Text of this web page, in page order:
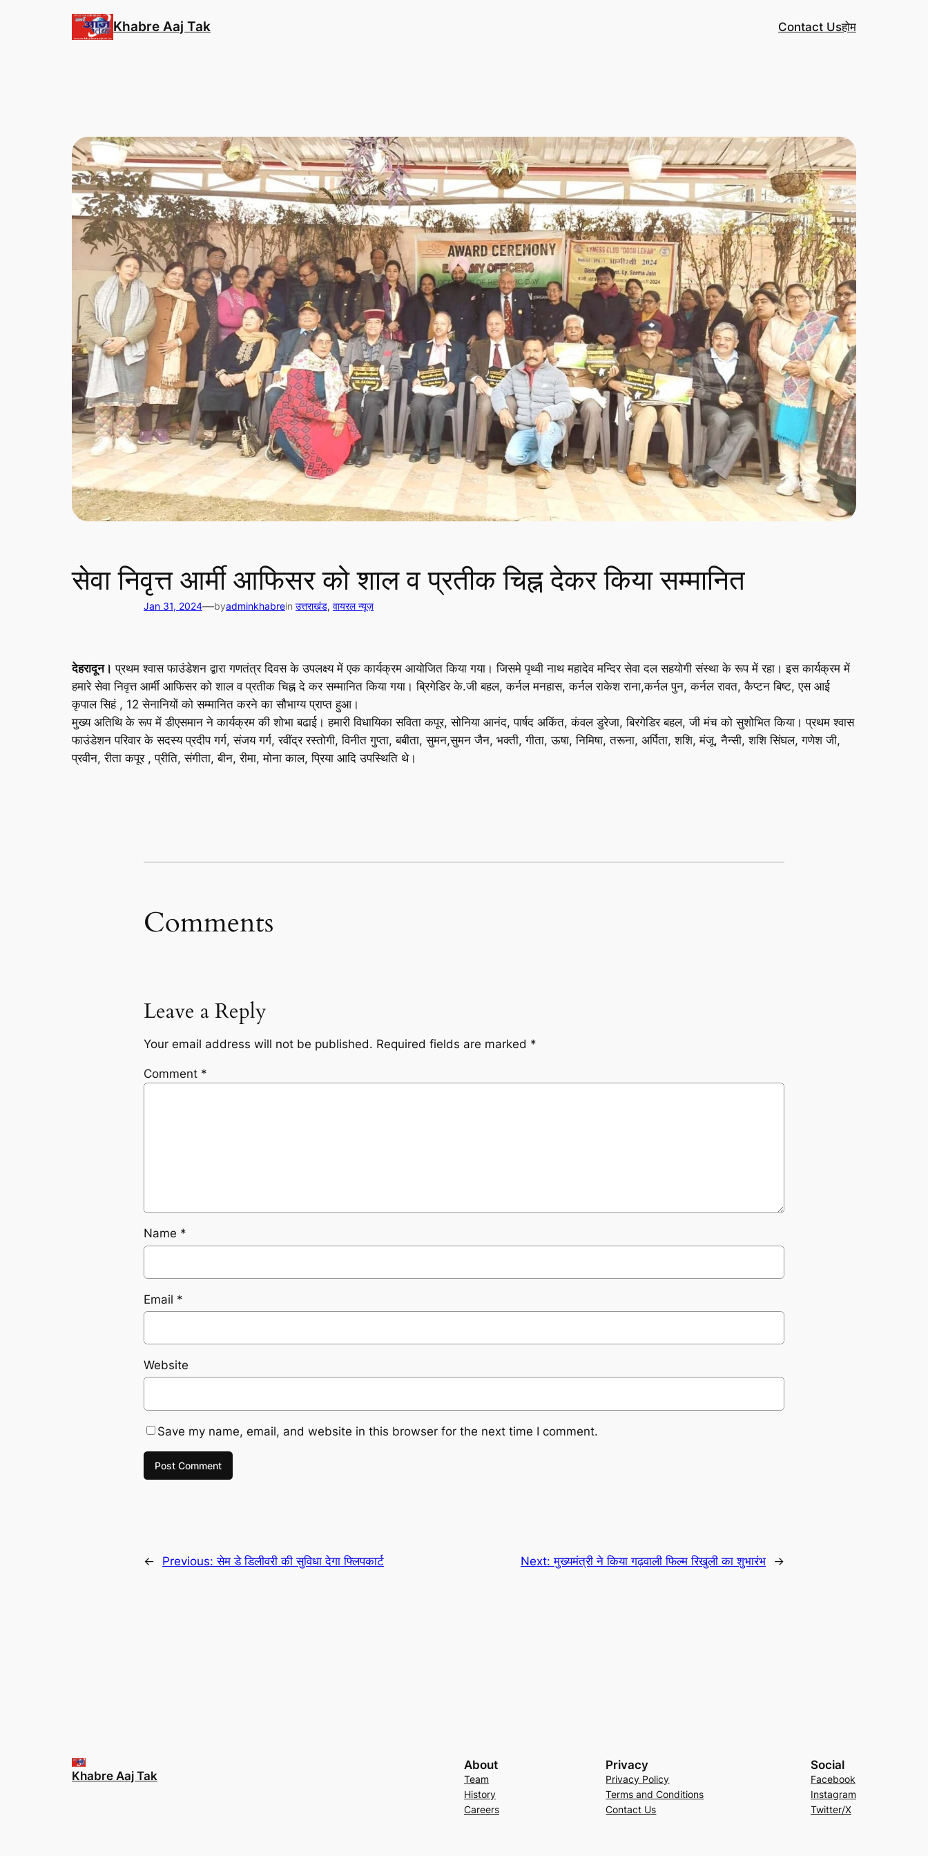
Khabre Aaj Tak Contact Usहोम
सेवा निवृत्त आर्मी आफिसर को शाल व प्रतीक चिह्न देकर किया सम्मानित
Jan 31, 2024—byadminkhabrein उत्तराखंड, वायरल न्यूज़
देहरादून। प्रथम श्वास फाउंडेशन द्वारा गणतंत्र दिवस के उपलक्ष्य में एक कार्यक्रम आयोजित किया गया। जिसमे पृथ्वी नाथ महादेव मन्दिर सेवा दल सहयोगी संस्था के रूप में रहा। इस कार्यक्रम में
हमारे सेवा निवृत्त आर्मी आफिसर को शाल व प्रतीक चिह्न दे कर सम्मानित किया गया। ब्रिगेडिर के.जी बहल, कर्नल मनहास, कर्नल राकेश राना,कर्नल पुन, कर्नल रावत, कैप्टन बिष्ट, एस आई
कृपाल सिहं , 12 सेनानियों को सम्मानित करने का सौभाग्य प्राप्त हुआ।
मुख्य अतिथि के रूप में डीएसमान ने कार्यक्रम की शोभा बढाई। हमारी विधायिका सविता कपूर, सोनिया आनंद, पार्षद अकिंत, कंवल डुरेजा, बिरगेडिर बहल, जी मंच को सुशोभित किया। प्रथम श्वास
फाउंडेशन परिवार के सदस्य प्रदीप गर्ग, संजय गर्ग, रवींद्र रस्तोगी, विनीत गुप्ता, बबीता, सुमन,सुमन जैन, भक्ती, गीता, ऊषा, निमिषा, तरूना, अर्पिता, शशि, मंजू, नैन्सी, शशि सिंघल, गणेश जी,
प्रवीन, रीता कपूर , प्रीति, संगीता, बीन, रीमा, मोना काल, प्रिया आदि उपस्थिति थे।
Comments
Leave a Reply
Your email address will not be published. Required fields are marked *
Comment *
Name *
Email *
Website
Save my name, email, and website in this browser for the next time I comment.
← Previous:सेम डे डिलीवरी की सुविधा देगा फ्लिपकार्ट Next:मुख्यमंत्री ने किया गढ़वाली फिल्म रिखुली का शुभारंभ →
Khabre Aaj Tak
About
Team
History
Careers
Privacy
Privacy Policy
Terms and Conditions
Contact Us
Social
Facebook
Instagram
Twitter/X